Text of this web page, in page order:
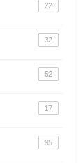
22
32
52
17
95